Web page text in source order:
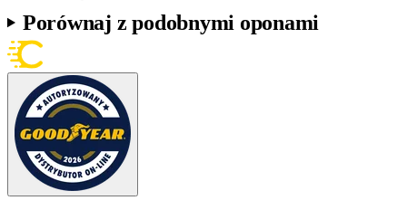
Porównaj z podobnymi oponami